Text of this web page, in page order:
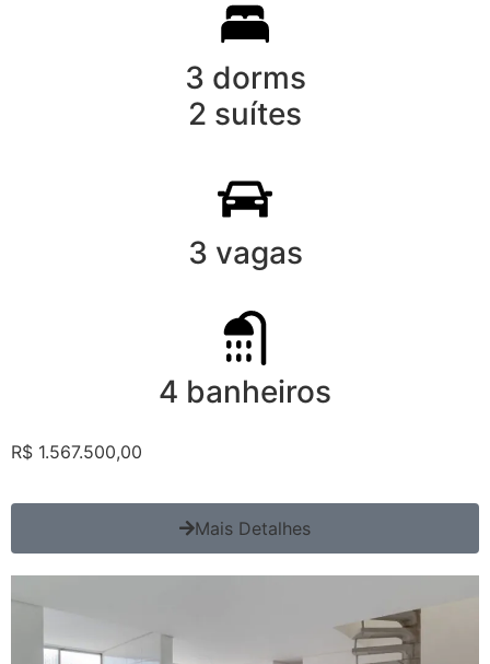
3 dorms
2 suítes
3 vagas
4 banheiros
R$ 1.567.500,00
Mais Detalhes